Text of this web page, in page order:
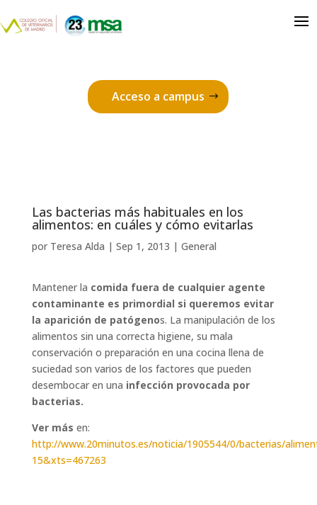
Acceso a campus
Las bacterias más habituales en los
alimentos: en cuáles y cómo evitarlas
por Teresa Alda | Sep 1, 2013 | General
Mantener la comida fuera de cualquier agente
contaminante es primordial si queremos evitar
la aparición de patógenos. La manipulación de los
alimentos sin una correcta higiene, su mala
conservación o preparación en una cocina llena de
suciedad son varios de los factores que pueden
desembocar en una infección provocada por
bacterias.
Ver más en:
http://www.20minutos.es/noticia/1905544/0/bacterias/
15&xts=467263